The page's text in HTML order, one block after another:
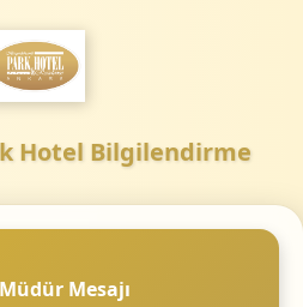
Hotel Bilgilendirme
Mesajı